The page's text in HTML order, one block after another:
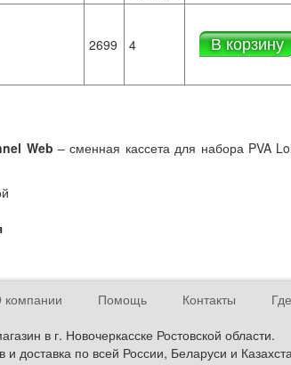
2699 4 В корзину
Web – сменная кассета для набора PVA
компании Помощь Контакты
в г. Новочеркасске Ростовской области.
и доставка по всей России, Беларуси и